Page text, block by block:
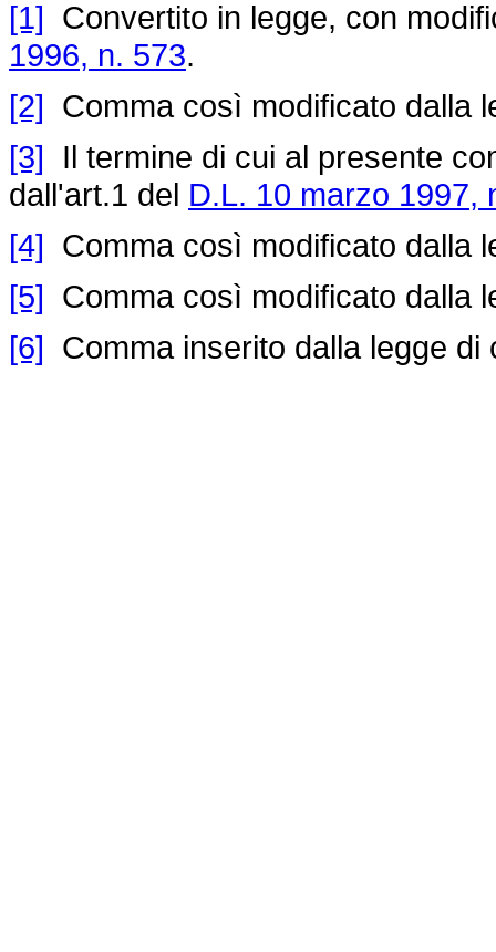
[1] Convertito in legge, con
1996, n. 573.
[2] Comma così modificato dalla
[3] Il termine di cui al presente
dall'art.1 del D.L. 10 marzo 1997,
[4] Comma così modificato dalla
[5] Comma così modificato dalla
[6] Comma inserito dalla legge di